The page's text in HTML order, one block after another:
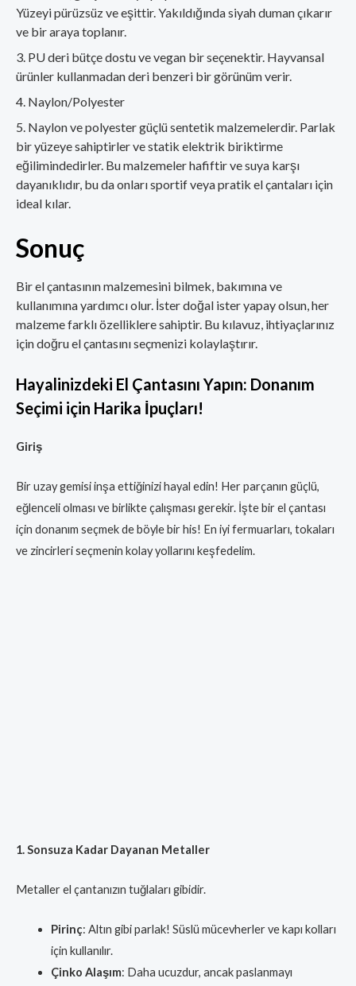
Yüzeyi pürüzsüz ve eşittir. Yakıldığında siyah duman çıkarır
ve bir araya toplanır.
PU deri bütçe dostu ve vegan bir seçenektir. Hayvansal
ürünler kullanmadan deri benzeri bir görünüm verir.
Naylon/Polyester
Naylon ve polyester güçlü sentetik malzemelerdir. Parlak
bir yüzeye sahiptirler ve statik elektrik biriktirme
eğilimindedirler. Bu malzemeler hafiftir ve suya karşı
dayanıklıdır, bu da onları sportif veya pratik el çantaları için
ideal kılar.
Sonuç
Bir el çantasının malzemesini bilmek, bakımına ve
kullanımına yardımcı olur. İster doğal ister yapay olsun, her
malzeme farklı özelliklere sahiptir. Bu kılavuz, ihtiyaçlarınız
için doğru el çantasını seçmenizi kolaylaştırır.
Hayalinizdeki El Çantasını Yapın: Donanım
Seçimi için Harika İpuçları!
Giriş
Bir uzay gemisi inşa ettiğinizi hayal edin! Her parçanın güçlü,
eğlenceli olması ve birlikte çalışması gerekir. İşte bir el çantası
için donanım seçmek de böyle bir his! En iyi fermuarları, tokaları
ve zincirleri seçmenin kolay yollarını keşfedelim.
1. Sonsuza Kadar Dayanan Metaller
Metaller el çantanızın tuğlaları gibidir.
Pirinç: Altın gibi parlak! Süslü mücevherler ve kapı kolları
için kullanılır.
Çinko Alaşım: Daha ucuzdur, ancak paslanmayı